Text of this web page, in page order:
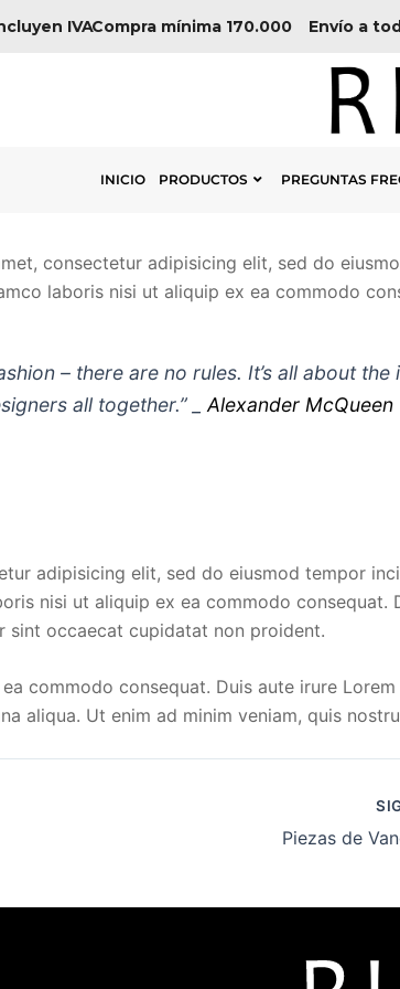
IVACompra mínima 170.000 Envío a
INICIO PRODUCTOS PREGUNTAS
consectetur adipisicing elit, sed do
laboris nisi ut aliquip ex ea commodo
– there are no rules. It’s all about
all together.” _Alexander McQueen
adipisicing elit, sed do eiusmod tempor
nisi ut aliquip ex ea commodo
sint occaecat cupidatat non proident.
commodo consequat. Duis aute irure
aliqua. Ut enim ad minim veniam, quis
Piezas de